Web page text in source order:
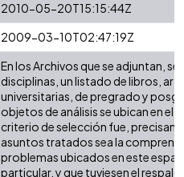
2010-05-20T15:15:44Z
2009-03-10T02:47:19Z
En los Archivos que se adjuntan,
disciplinas, un listado de libros,
universitarias, de pregrado y
objetos de análisis se ubican en el
criterio de selección fue,
asuntos tratados sea la
problemas ubicados en este
particular, y que tuviesen el